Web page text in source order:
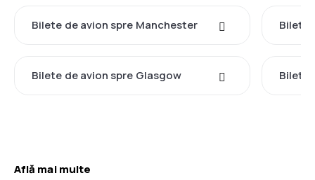
Bilete de avion spre Manchester Bilete
Bilete de avion spre Glasgow Bilete
Află mai multe